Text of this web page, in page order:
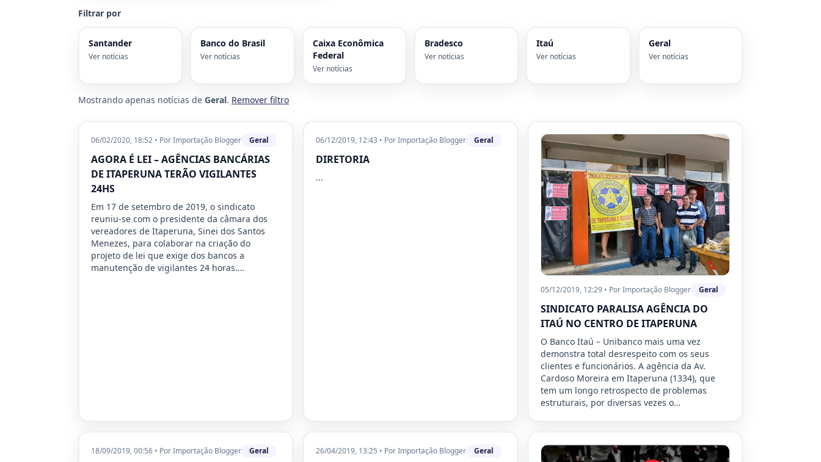
Filtrar por
Santander
Ver notícias
Banco do Brasil
Ver notícias
Caixa Econômica
Federal
Ver notícias
Bradesco
Ver notícias
Itaú
Ver notícias
Geral
Ver notícias
Mostrando apenas notícias de Geral. Remover filtro
06/02/2020, 18:52 • PorImportação Blogger Geral
AGORA É LEI – AGÊNCIAS BANCÁRIAS
DE ITAPERUNA TERÃO VIGILANTES
24HS
Em 17 de setembro de 2019, o sindicato
reuniu-se com o presidente da câmara dos
vereadores de Itaperuna, Sinei dos Santos
Menezes, para colaborar na criação do
projeto de lei que exige dos bancos a
manutenção de vigilantes 24 horas.…
06/12/2019, 12:43 • PorImportação Blogger Geral
DIRETORIA
...
05/12/2019, 12:29 • PorImportação Blogger Geral
SINDICATO PARALISA AGÊNCIA DO
ITAÚ NO CENTRO DE ITAPERUNA
O Banco Itaú – Unibanco mais uma vez
demonstra total desrespeito com os seus
clientes e funcionários. A agência da Av.
Cardoso Moreira em Itaperuna (1334), que
tem um longo retrospecto de problemas
estruturais, por diversas vezes o…
18/09/2019, 00:56 • PorImportação Blogger Geral 26/04/2019, 13:25 • PorImportação Blogger Geral